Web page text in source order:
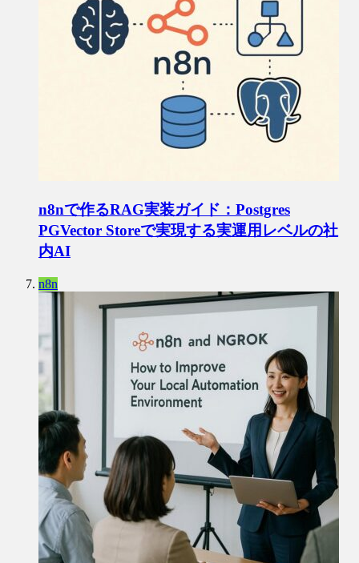
n8nで作るRAG実装ガイド：Postgres
PGVector Storeで実現する実運用レベルの社
内AI
n8n